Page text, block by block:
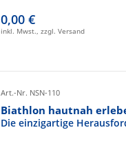
0,00 €
inkl. Mwst., zzgl. Versand
Art.-Nr. NSN-110
Biathlon hautnah
Die einzigartige